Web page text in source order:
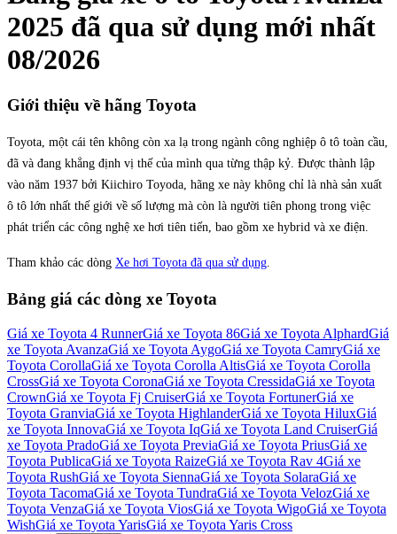
2025 đã qua sử dụng mới nhất
08/2026
Giới thiệu về hãng Toyota
Toyota, một cái tên không còn xa lạ trong ngành công nghiệp ô tô toàn cầu,
đã và đang khẳng định vị thế của mình qua từng thập kỷ. Được thành lập
vào năm 1937 bởi Kiichiro Toyoda, hãng xe này không chỉ là nhà sản xuất
ô tô lớn nhất thế giới về số lượng mà còn là người tiên phong trong việc
phát triển các công nghệ xe hơi tiên tiến, bao gồm xe hybrid và xe điện.
Tham khảo các dòng Xe hơi Toyota đã qua sử dụng
Bảng giá các dòng xe Toyota
Giá xe Toyota 4 RunnerGiá xe Toyota 86Giá xe Toyota AlphardGiá
xe Toyota AvanzaGiá xe Toyota AygoGiá xe Toyota CamryGiá xe
Toyota CorollaGiá xe Toyota Corolla AltisGiá xe Toyota Corolla
CrossGiá xe Toyota CoronaGiá xe Toyota CressidaGiá xe Toyota
CrownGiá xe Toyota Fj CruiserGiá xe Toyota FortunerGiá xe
Toyota GranviaGiá xe Toyota HighlanderGiá xe Toyota HiluxGiá
xe Toyota InnovaGiá xe Toyota IqGiá xe Toyota Land CruiserGiá
xe Toyota PradoGiá xe Toyota PreviaGiá xe Toyota PriusGiá xe
Toyota PublicaGiá xe Toyota RaizeGiá xe Toyota Rav 4Giá xe
Toyota RushGiá xe Toyota SiennaGiá xe Toyota SolaraGiá xe
Toyota TacomaGiá xe Toyota TundraGiá xe Toyota VelozGiá xe
Toyota VenzaGiá xe Toyota ViosGiá xe Toyota WigoGiá xe Toyota
WishGiá xe Toyota YarisGiá xe Toyota Yaris Cross